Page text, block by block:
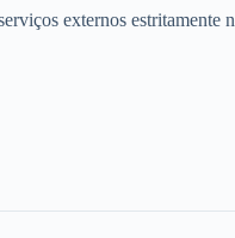
externos estritamente